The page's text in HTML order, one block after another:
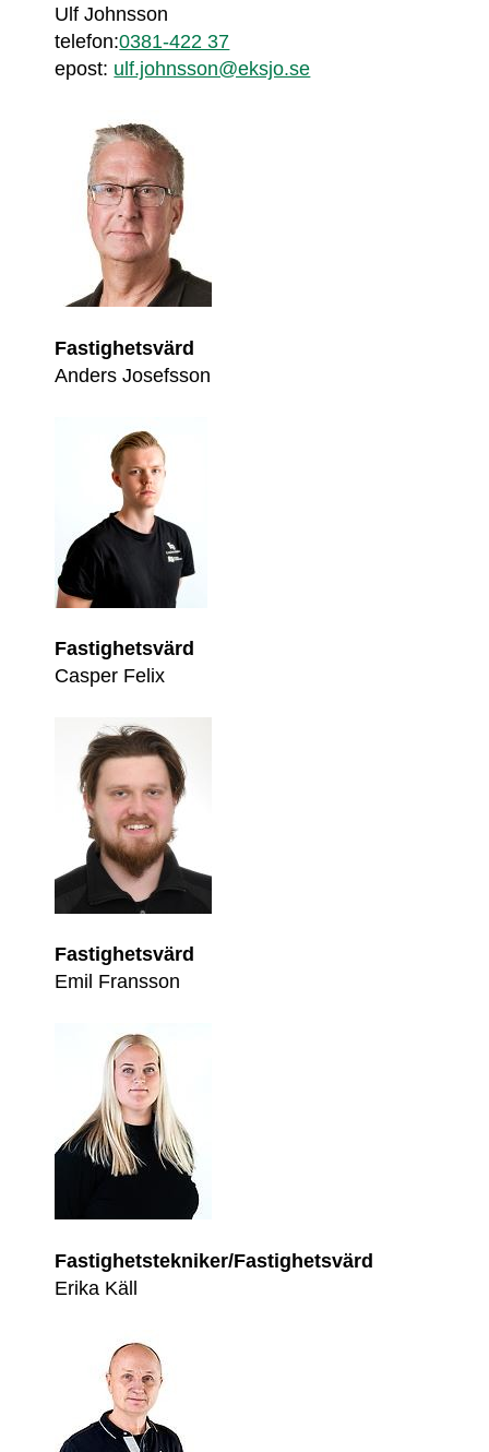
Ulf Johnsson
telefon:0381-422 37
epost: ulf.johnsson@eksjo.se
Fastighetsvärd
Anders Josefsson
Fastighetsvärd
Casper Felix
Fastighetsvärd
Emil Fransson
Fastighetstekniker/Fastighetsvärd
Erika Käll